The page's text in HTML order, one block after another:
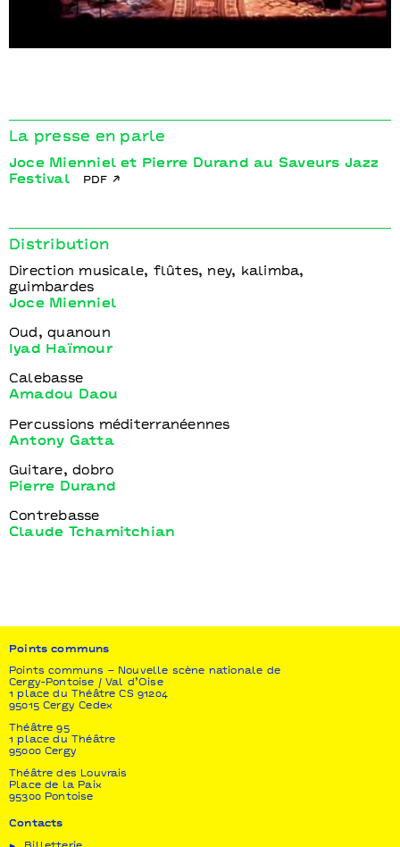
La presse en parle
Joce Mienniel et Pierre Durand au Saveurs Jazz
Festival
pdf
Distribution
Direction musicale, flûtes, ney, kalimba,
guimbardes
Joce Mienniel
Oud, quanoun
Iyad Haïmour
Calebasse
Amadou Daou
Percussions méditerranéennes
Antony Gatta
Guitare, dobro
Pierre Durand
Contrebasse
Claude Tchamitchian
Points communs
Points communs – Nouvelle scène nationale de
Cergy-Pontoise / Val d’Oise
1 place du Théâtre CS 91204
95015 Cergy Cedex
Théâtre 95
1 place du Théâtre
95000 Cergy
Théâtre des Louvrais
Place de la Paix
95300 Pontoise
Contacts